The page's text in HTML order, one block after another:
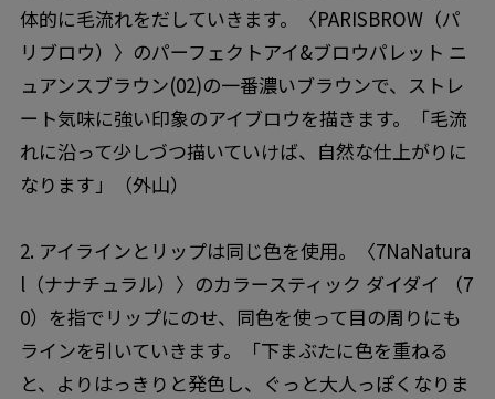
体的に毛流れをだしていきます。〈PARISBROW（パ
リブロウ）〉のパーフェクトアイ&ブロウパレット ニ
ュアンスブラウン(02)の一番濃いブラウンで、ストレ
ート気味に強い印象のアイブロウを描きます。「毛流
れに沿って少しづつ描いていけば、自然な仕上がりに
なります」（外山）
2. アイラインとリップは同じ色を使用。〈7NaNatura
l（ナナチュラル）〉のカラースティック ダイダイ （7
0）を指でリップにのせ、同色を使って目の周りにも
ラインを引いていきます。「下まぶたに色を重ねる
と、よりはっきりと発色し、ぐっと大人っぽくなりま